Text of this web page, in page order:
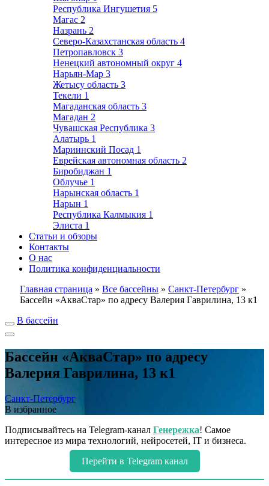
Республика Ингушетия 5
Магас 2
Назрань 2
Северо-Казахстанская область 4
Петропавловск 3
Ненецкий автономный округ 4
Нарьян-Мар 3
Жетысу область 3
Текели 1
Магаданская область 3
Магадан 2
Чувашская Республика 3
Алатырь 1
Мариинский Посад 1
Еврейская автономная область 2
Биробиджан 1
Облучье 1
Нарынская область 1
Нарын 1
Республика Калмыкия 1
Элиста 1
Статьи и обзоры
Контакты
О нас
Политика конфиденциальности
Главная страница » Все бассейны » Санкт-Петербург »
Бассейн «АкваСтар» по адресу Валерия Гаврилина, 13 к1
В бассейн
Бассейн «АкваСтар» по адресу
Валерия Гаврилина, 13 к1
Санкт-Петербург
В избранное
Подписывайтесь на Telegram-канал Генережка! Самое
интересное из мира технологий, нейросетей, IT и бизнеса.
Перейти в Telegram канал